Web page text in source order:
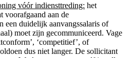
vóór indiensttreding: het
voorafgaand aan de
een duidelijk aanvangssalaris of
moet zijn gecommuniceerd. Vage
‘competitief’, of
dus niet langer. De sollicitant